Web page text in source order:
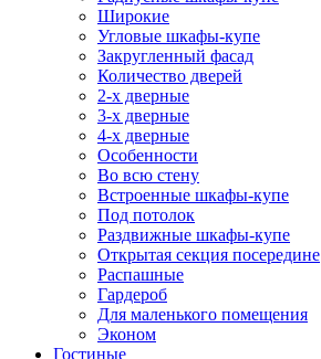
Широкие
Угловые шкафы-купе
Закругленный фасад
Количество дверей
2-х дверные
3-х дверные
4-х дверные
Особенности
Во всю стену
Встроенные шкафы-купе
Под потолок
Раздвижные шкафы-купе
Открытая секция посередине
Распашные
Гардероб
Для маленького помещения
Эконом
Гостиные